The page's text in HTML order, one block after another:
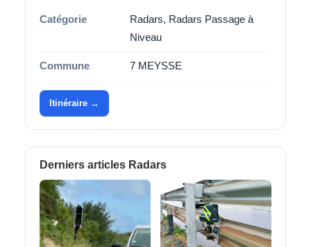
Catégorie
Radars, Radars Passage à
Niveau
Commune 7 MEYSSE
Itinéraire →
Derniers articles Radars